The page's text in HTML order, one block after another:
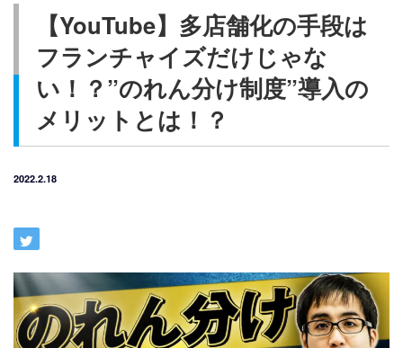
【YouTube】多店舗化の手段は
フランチャイズだけじゃな
い！？”のれん分け制度”導入の
メリットとは！？
2022.2.18